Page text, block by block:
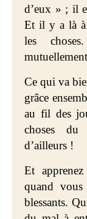
d’eux » ; il
Et il y a là à
les
Ce qui va
grâce
au fil des
choses
d’ailleurs !
Et
quand vous
blessants.